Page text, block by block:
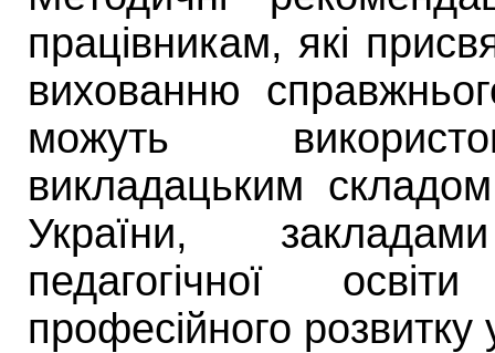
працівникам, які
вихованню
можуть
викладацьким
України,
педагогічної
професійного розвитку